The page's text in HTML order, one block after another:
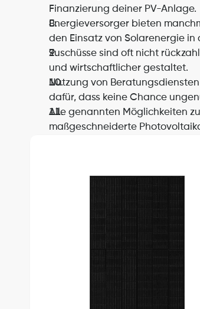
Finanzierung deiner PV-Anlage.
Energieversorger bieten
den Einsatz von Solarenergie in
Zuschüsse sind oft nicht
und wirtschaftlicher gestaltet.
Nutzung von
dafür, dass keine Chance
Alle genannten Möglichkeiten
maßgeschneiderte